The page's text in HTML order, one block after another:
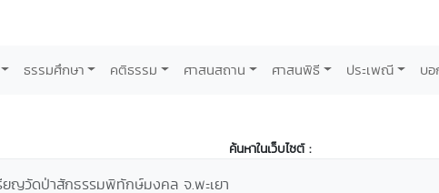
ธรรมศึกษา คติธรรม ศาสนสถาน ศาสนพิธี ประเพณี บ
ค้นหาในเว็บไซต์ :
ยญวัดป่าสักธรรมพิทักษ์มงคล จ.พะเยา